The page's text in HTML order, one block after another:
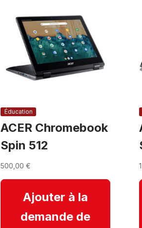
Éducation
ACER Chromebook
Spin 512
500,00€
Ajouter à la
demande de